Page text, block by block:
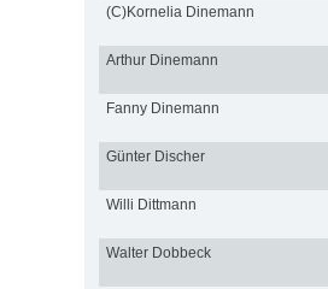
(C)Kornelia Dinemann
Arthur Dinemann
Fanny Dinemann
Günter Discher
Willi Dittmann
Walter Dobbeck